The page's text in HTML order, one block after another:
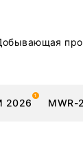
2026 MWR-